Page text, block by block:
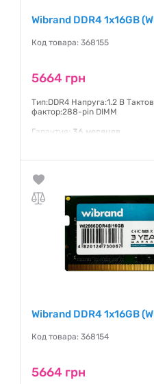
Wibrand DDR4 1x16GB
Код товара: 368155
5664 грн
Тип:DDR4 Напруга:1.2 В
фактор:288-pin DIMM
Гарантия: 36 месяцев
Wibrand DDR4 1x16GB
Код товара: 368154
5664 грн